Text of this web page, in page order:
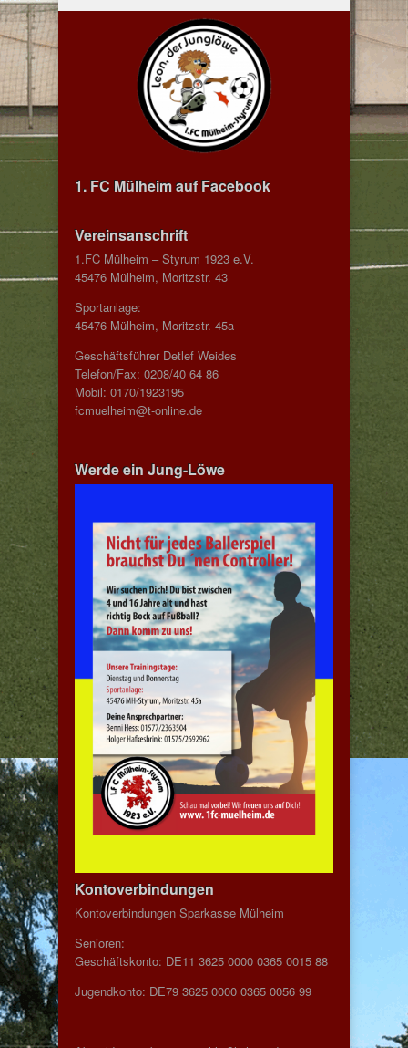
1. FC Mülheim auf Facebook
Vereinsanschrift
1.FC Mülheim – Styrum 1923 e.V.
45476 Mülheim, Moritzstr. 43
Sportanlage:
45476 Mülheim, Moritzstr. 45a
Geschäftsführer Detlef Weides
Telefon/Fax: 0208/40 64 86
Mobil: 0170/1923195
fcmuelheim@t-online.de
Werde ein Jung-Löwe
Kontoverbindungen
Kontoverbindungen Sparkasse Mülheim
Senioren:
Geschäftskonto: DE11 3625 0000 0365 0015 88
Jugendkonto: DE79 3625 0000 0365 0056 99